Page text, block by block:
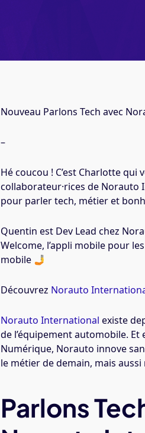
Nouveau Parlons Tech avec
–
Hé coucou ! C’est Charlotte
collaborateur·rices de Norauto
pour parler tech, métier et
Quentin est Dev Lead chez
Welcome, l’appli mobile pour
mobile 🤳
Découvrez Norauto
Norauto International existe
de l’équipement automobile.
Numérique, Norauto innove
le métier de demain, mais
Parlons